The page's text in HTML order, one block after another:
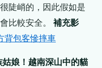
陡峭的，因此假如是
比較安全。 補充影
背包客慘摔車
娘！越南深山中的貓